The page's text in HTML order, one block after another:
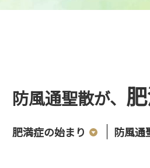
防風通聖散が、
肥満症の始まり 防風通